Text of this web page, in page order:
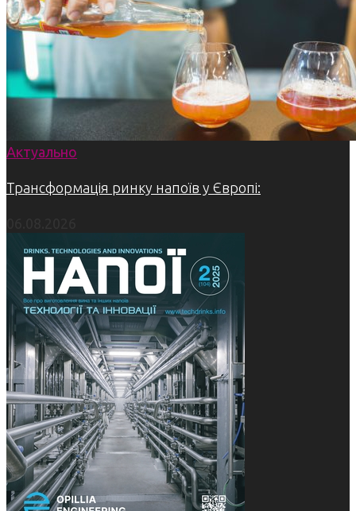
Актуально
Трансформація ринку напоїв у Європі: